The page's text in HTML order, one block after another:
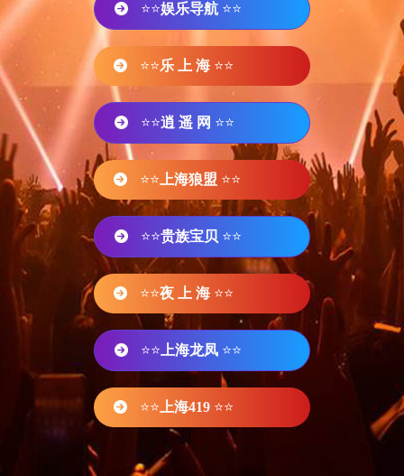
⭐⭐娱乐导航 ⭐⭐
⭐⭐乐 上 海 ⭐⭐
⭐⭐逍 遥 网 ⭐⭐
⭐⭐ 上海狼盟 ⭐⭐
⭐⭐贵族宝贝 ⭐⭐
⭐⭐夜 上 海 ⭐⭐
⭐⭐ 上海龙凤 ⭐⭐
⭐⭐ 上海419 ⭐⭐